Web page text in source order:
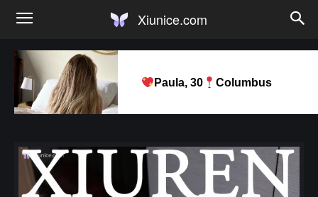
Xiunice.com
Paula, 30 Columbus